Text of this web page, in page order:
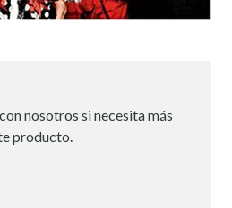
nosotros si necesita más
producto.